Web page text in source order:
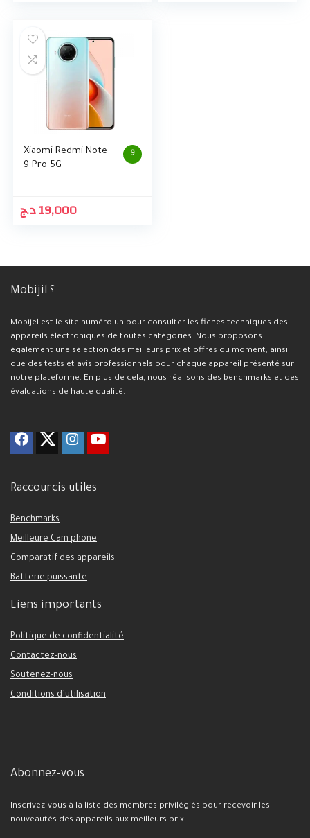
9
Xiaomi Redmi Note
9 Pro 5G
19,000د.ج
Mobijil ؟
Mobijel est le site numéro un pour consulter les fiches techniques des
appareils électroniques de toutes catégories. Nous proposons
également une sélection des meilleurs prix et offres du moment, ainsi
que des tests et avis professionnels pour chaque appareil présenté sur
notre plateforme. En plus de cela, nous réalisons des benchmarks et des
évaluations de haute qualité.
Raccourcis utiles
Benchmarks
Meilleure Cam phone
Comparatif des appareils
Batterie puissante
Liens importants
Politique de confidentialité
Contactez-nous
Soutenez-nous
Conditions d’utilisation
Abonnez-vous
Inscrivez-vous à la liste des membres privilégiés pour recevoir les
nouveautés des appareils aux meilleurs prix..